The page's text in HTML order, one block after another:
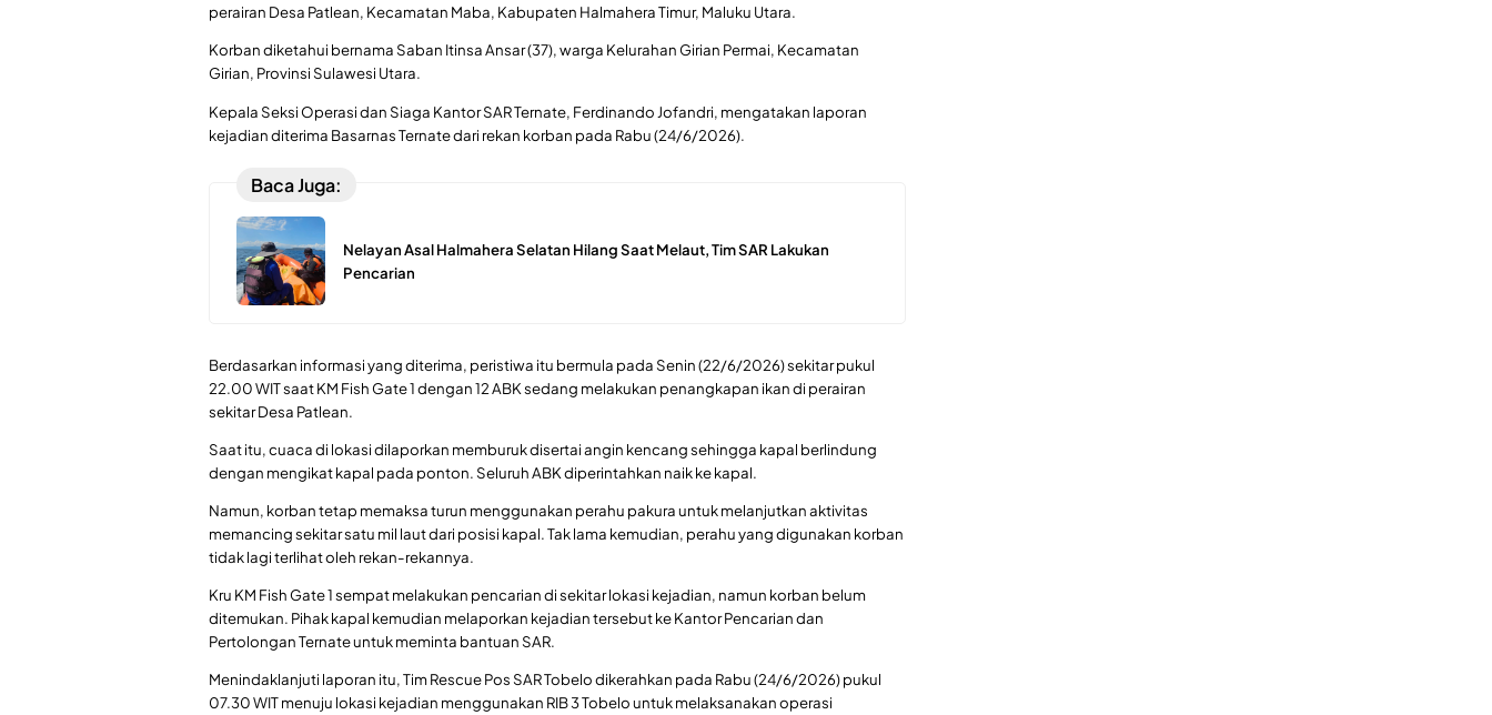
perairan Desa Patlean, Kecamatan Maba, Kabupaten Halmahera Timur, Maluku Utara.
Korban diketahui bernama Saban Itinsa Ansar (37), warga Kelurahan Girian Permai, Kecamatan
Girian, Provinsi Sulawesi Utara.
Kepala Seksi Operasi dan Siaga Kantor SAR Ternate, Ferdinando Jofandri, mengatakan laporan
kejadian diterima Basarnas Ternate dari rekan korban pada Rabu (24/6/2026).
Baca Juga:
Nelayan Asal Halmahera Selatan Hilang Saat Melaut, Tim SAR Lakukan
Pencarian
Berdasarkan informasi yang diterima, peristiwa itu bermula pada Senin (22/6/2026) sekitar pukul
22.00 WIT saat KM Fish Gate 1 dengan 12 ABK sedang melakukan penangkapan ikan di perairan
sekitar Desa Patlean.
Saat itu, cuaca di lokasi dilaporkan memburuk disertai angin kencang sehingga kapal berlindung
dengan mengikat kapal pada ponton. Seluruh ABK diperintahkan naik ke kapal.
Namun, korban tetap memaksa turun menggunakan perahu pakura untuk melanjutkan aktivitas
memancing sekitar satu mil laut dari posisi kapal. Tak lama kemudian, perahu yang digunakan korban
tidak lagi terlihat oleh rekan-rekannya.
Kru KM Fish Gate 1 sempat melakukan pencarian di sekitar lokasi kejadian, namun korban belum
ditemukan. Pihak kapal kemudian melaporkan kejadian tersebut ke Kantor Pencarian dan
Pertolongan Ternate untuk meminta bantuan SAR.
Menindaklanjuti laporan itu, Tim Rescue Pos SAR Tobelo dikerahkan pada Rabu (24/6/2026) pukul
07.30 WIT menuju lokasi kejadian menggunakan RIB 3 Tobelo untuk melaksanakan operasi